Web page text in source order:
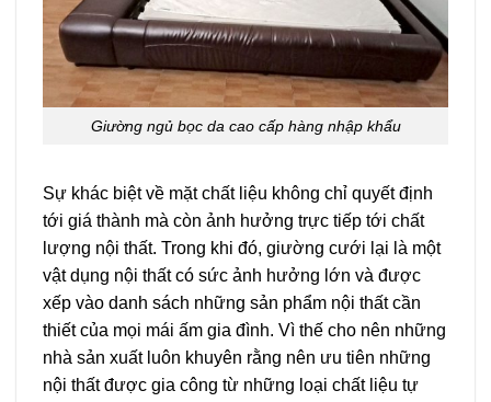
Giường ngủ bọc da cao cấp hàng nhập khẩu
Sự khác biệt về mặt chất liệu không chỉ quyết định
tới giá thành mà còn ảnh hưởng trực tiếp tới chất
lượng nội thất. Trong khi đó, giường cưới lại là một
vật dụng nội thất có sức ảnh hưởng lớn và được
xếp vào danh sách những sản phẩm nội thất cần
thiết của mọi mái ấm gia đình. Vì thế cho nên những
nhà sản xuất luôn khuyên rằng nên ưu tiên những
nội thất được gia công từ những loại chất liệu tự